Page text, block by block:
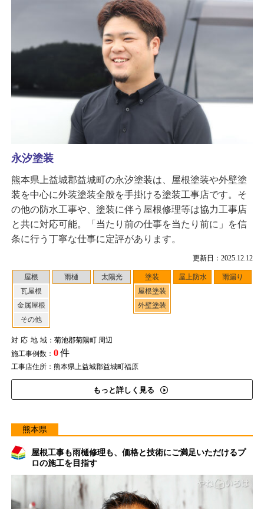
更新日：2025.12.12
屋根
瓦屋根
金属屋根
その他
雨樋 太陽光
塗装
屋根塗装
外壁塗装
屋上防水 雨漏り
対応地域：菊池郡菊陽町 周辺
施工事例数： 0件
工事店住所：熊本県上益城郡益城町福原
もっと詳しく見る
永汐塗装
熊本県上益城郡益城町の永汐塗装は、屋根塗装や外壁塗
装を中心に外装塗装全般を手掛ける塗装工事店です。そ
の他の防水工事や、塗装に伴う屋根修理等は協力工事店
と共に対応可能。「当たり前の仕事を当たり前に」を信
条に行う丁寧な仕事に定評があります。
熊本県
屋根工事も雨樋修理も、価格と技術にご満足いただけるプ
ロの施工を目指す